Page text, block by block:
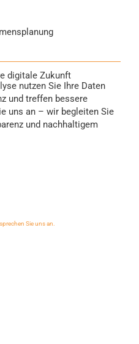
digitale Zukunft
nutzen Sie Ihre Daten
und treffen bessere
uns an – wir begleiten Sie
und nachhaltigem
Sie uns an.